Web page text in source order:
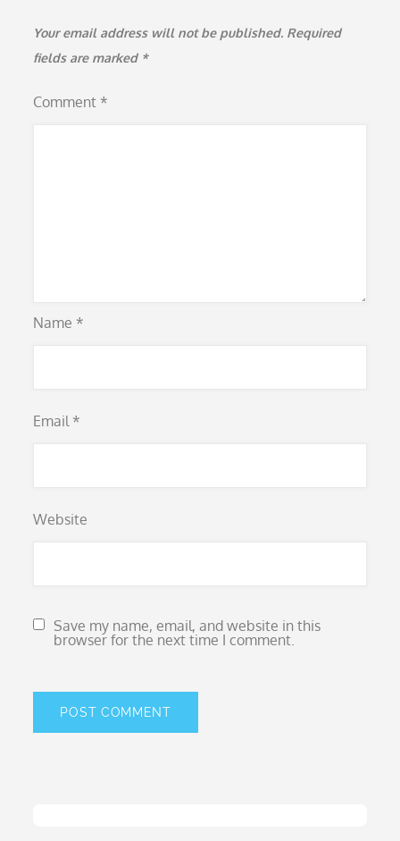
Your email address will not be published. Required
fields are marked *
Comment *
Name *
Email *
Website
Save my name, email, and website in this
browser for the next time I comment.